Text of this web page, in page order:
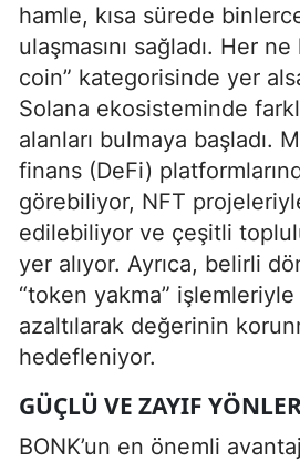
hamle, kısa sürede
ulaşmasını sağladı. Her
coin” kategorisinde yer
Solana ekosisteminde
alanları bulmaya başladı.
finans (DeFi)
görebiliyor, NFT
edilebiliyor ve çeşitli
yer alıyor. Ayrıca, belirli
“token yakma” işlemleriyle
azaltılarak değerinin
hedefleniyor.
GÜÇLÜ VE ZAYIF
BONK’un en önemli